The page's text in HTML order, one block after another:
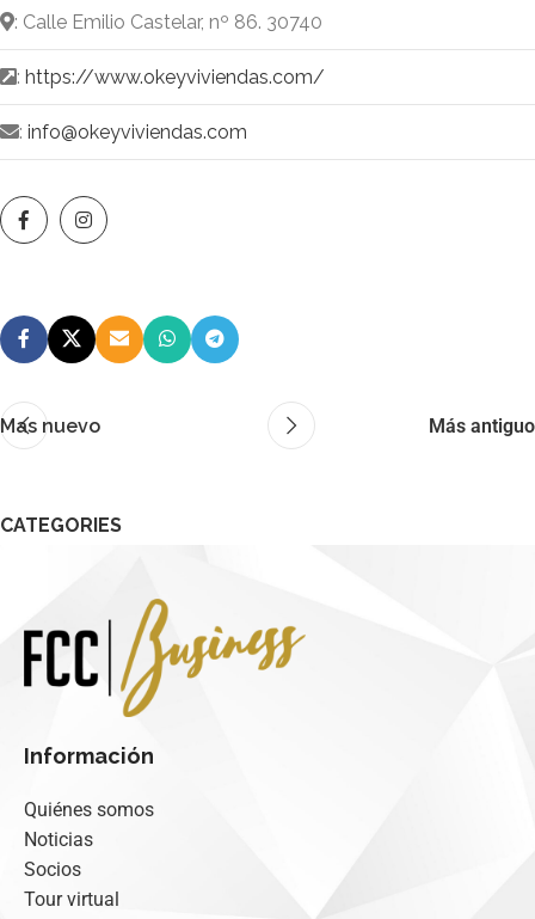
: Calle Emilio Castelar, nº 86. 30740
: https://www.okeyviviendas.com/
: info@okeyviviendas.com
Mas nuevo Más antiguo
CATEGORIES
Información
Quiénes somos
Noticias
Socios
Tour virtual